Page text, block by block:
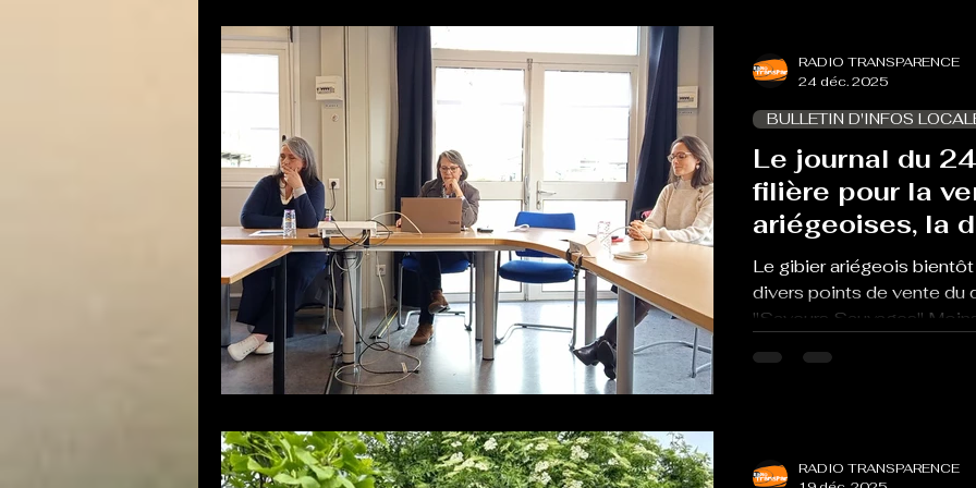
Le journal du
filière pour la
ariégeoises, la
déchets, et le
s'agrandit...
Le gibier ariégeois
divers points de vente du
"Saveurs Sauvages"
peut encore mieux faire
Marine Bordes
BULLETIN D'INFOS
RADIO TRANSPARENCE
24 déc. 2025
RADIO TRANSPARENCE